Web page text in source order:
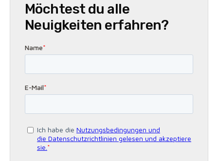
Möchtest du alle
Neuigkeiten erfahren?